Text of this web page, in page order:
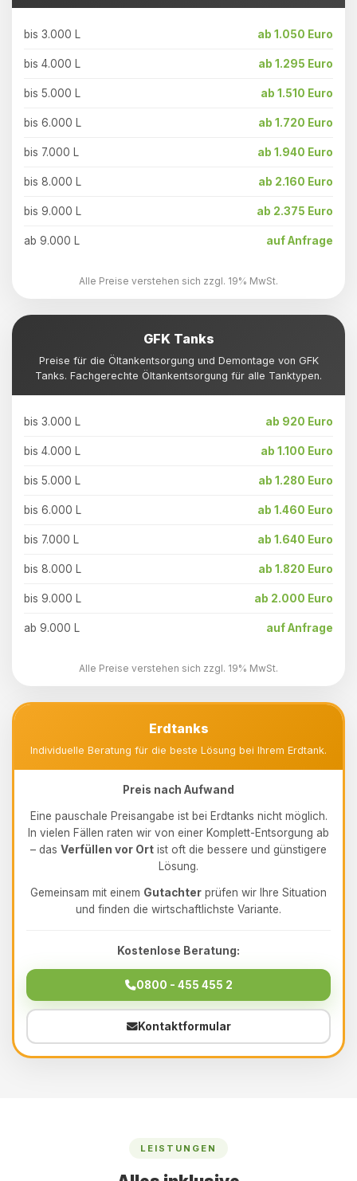
bis 3.000 L ab 1.050 Euro
bis 4.000 L ab 1.295 Euro
bis 5.000 L ab 1.510 Euro
bis 6.000 L ab 1.720 Euro
bis 7.000 L ab 1.940 Euro
bis 8.000 L ab 2.160 Euro
bis 9.000 L ab 2.375 Euro
ab 9.000 L auf Anfrage
Alle Preise verstehen sich zzgl. 19% MwSt.
GFK Tanks
Preise für die Öltankentsorgung und Demontage von GFK
Tanks. Fachgerechte Öltankentsorgung für alle Tanktypen.
bis 3.000 L ab 920 Euro
bis 4.000 L ab 1.100 Euro
bis 5.000 L ab 1.280 Euro
bis 6.000 L ab 1.460 Euro
bis 7.000 L ab 1.640 Euro
bis 8.000 L ab 1.820 Euro
bis 9.000 L ab 2.000 Euro
ab 9.000 L auf Anfrage
Alle Preise verstehen sich zzgl. 19% MwSt.
Erdtanks
Individuelle Beratung für die beste Lösung bei Ihrem Erdtank.
Preis nach Aufwand
Eine pauschale Preisangabe ist bei Erdtanks nicht möglich.
In vielen Fällen raten wir von einer Komplett-Entsorgung ab
– das Verfüllen vor Ort ist oft die bessere und günstigere
Lösung.
Gemeinsam mit einem Gutachter prüfen wir Ihre Situation
und finden die wirtschaftlichste Variante.
Kostenlose Beratung:
0800 - 455 455 2
Kontaktformular
LEISTUNGEN